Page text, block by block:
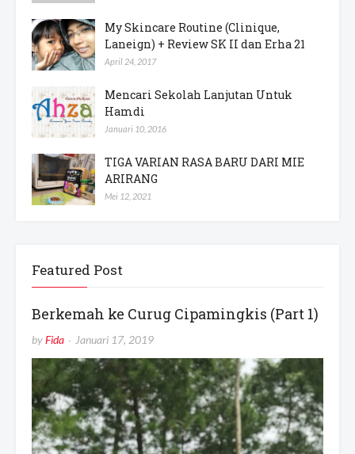
My Skincare Routine (Clinique,
Laneign) + Review SK II dan Erha 21
April 24, 2017
Mencari Sekolah Lanjutan Untuk
Hamdi
Januari 10, 2016
TIGA VARIAN RASA BARU DARI MIE
ARIRANG
Mei 12, 2021
Featured Post
Berkemah ke Curug Cipamingkis (Part 1)
byFida Januari 17, 2019